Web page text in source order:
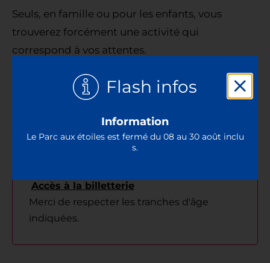
Flash infos
Information
Le Parc aux étoiles est fermé du 08 au 30 août inclu
s.
Seuls, en famille ou pour les enfants, vous
trouverez forcément une activité qui
correspond à vos attentes.
Le nombre de place par animation étant
limité, la réservation est fortement
Accès à la billetterie
Merci de respecter les tranches d'âge
indiquées.